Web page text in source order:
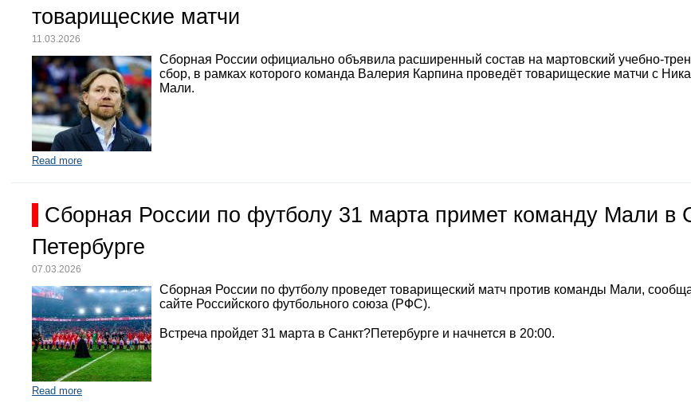
товарищеские матчи
11.03.2026
Сборная России официально объявила расширенный состав на мартовский учебно-
сбор, в рамках которого команда Валерия Карпина проведёт товарищеские матчи с
Мали.
Read more
Сборная России по футболу 31 марта примет команду Мали в
Петербурге
07.03.2026
Сборная России по футболу проведет товарищеский матч против команды Мали,
сайте Российского футбольного союза (РФС).
Встреча пройдет 31 марта в Санкт?Петербурге и начнется в 20:00.
Read more